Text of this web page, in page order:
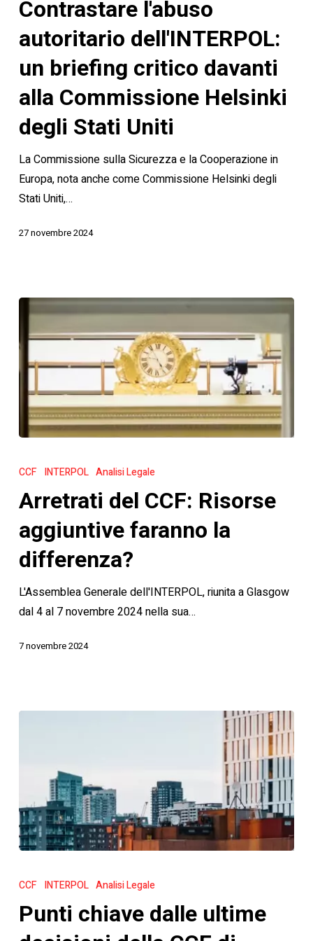
dell'INTERPOL:
un
critico
davanti
Commissione
Helsinki
degli
Stati
Contrastare l'abuso
autoritario dell'INTERPOL:
un briefing critico davanti
alla Commissione Helsinki
degli Stati Uniti
La Commissione sulla Sicurezza e la Cooperazione in
Europa, nota anche come Commissione Helsinki degli
Stati Uniti,…
27 novembre 2024
del
Risorse
aggiuntive
faranno
la
differenza?
CCF INTERPOL Analisi Legale
Arretrati del CCF: Risorse
aggiuntive faranno la
differenza?
L'Assemblea Generale dell'INTERPOL, riunita a Glasgow
dal 4 al 7 novembre 2024 nella sua…
7 novembre 2024
chiave
ultime
CCF INTERPOL Analisi Legale
Punti chiave dalle ultime